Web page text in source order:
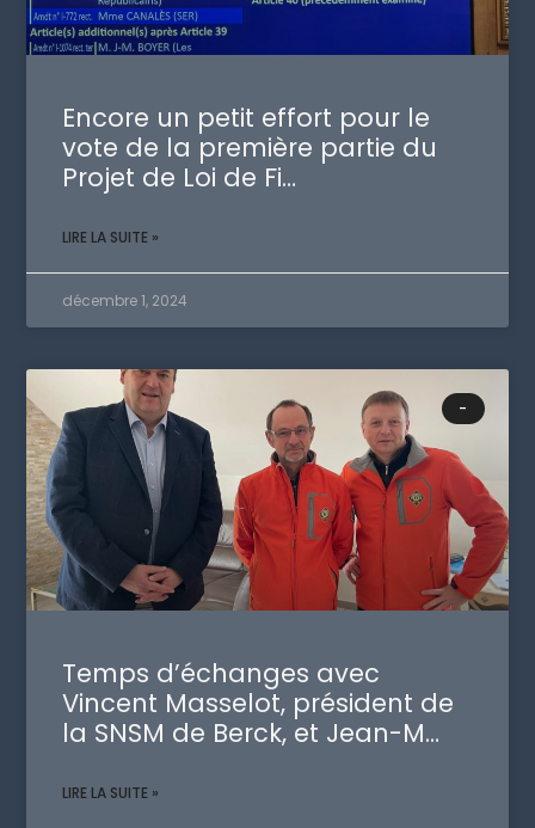
Encore un petit effort pour le
vote de la première partie du
Projet de Loi de Fi…
LIRE LA SUITE »
décembre 1, 2024
-
Temps d’échanges avec
Vincent Masselot, président de
la SNSM de Berck, et Jean-M…
LIRE LA SUITE »